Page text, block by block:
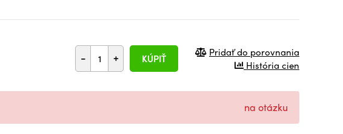
- + KÚPIŤ
Pridať do porovnania
História cien
na otázku